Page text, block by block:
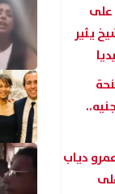
على
يثير
بطاقات التموين ٤٠٠ جنيه..
دياب